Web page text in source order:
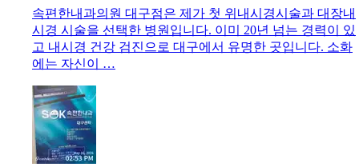
속편한내과의원 대구점은 제가 첫 위내시경시술과 대장내
시경 시술을 선택한 병원입니다. 이미 20년 넘는 경력이 있
고 내시경 건강 검진으로 대구에서 유명한 곳입니다. 소화
에는 자신이 …